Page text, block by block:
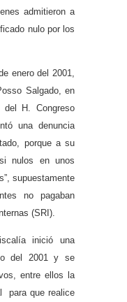
admitieron a
nulo por los
enero del 2001,
Salgado, en
del H. Congreso
una denuncia
porque a su
nulos en unos
supuestamente
no pagaban
(SRI).
inició una
del 2001 y se
entre ellos la
para que realice